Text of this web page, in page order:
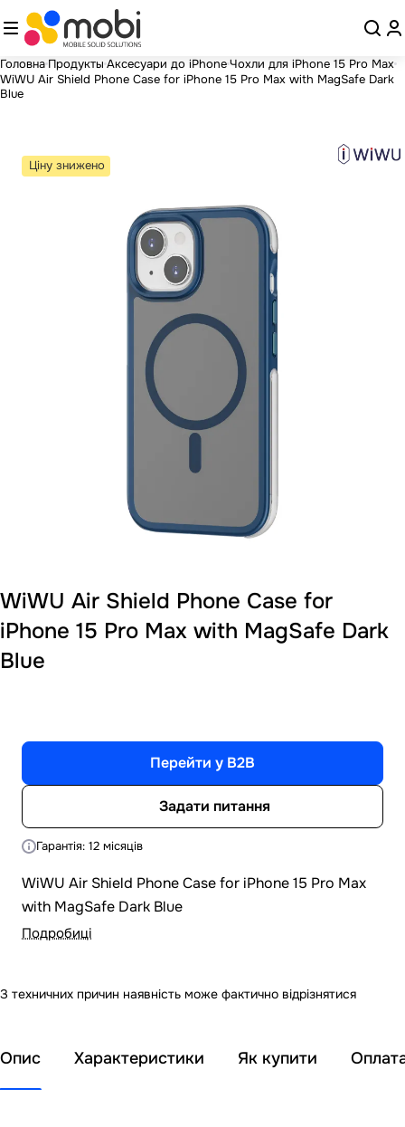
Головна Продукты Аксесуари до iPhoneЧохли для iPhone 15 Pro Max
WiWU Air Shield Phone Case for iPhone 15 Pro Max with MagSafe Dark
Blue
Ціну знижено
WiWU Air Shield Phone Case for
iPhone 15 Pro Max with MagSafe Dark
Blue
Перейти у B2B
Задати питання
Гарантія: 12 місяців
WiWU Air Shield Phone Case for iPhone 15 Pro Max
with MagSafe Dark Blue
Подробиці
З техничних причин наявність може фактично відрізнятися
Опис Характеристики Як купити